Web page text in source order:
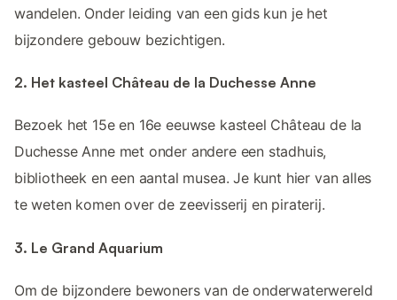
wandelen. Onder leiding van een gids kun je het
bijzondere gebouw bezichtigen.
2. Het kasteel Château de la Duchesse Anne
Bezoek het 15e en 16e eeuwse kasteel Château de la
Duchesse Anne met onder andere een stadhuis,
bibliotheek en een aantal musea. Je kunt hier van alles
te weten komen over de zeevisserij en piraterij.
3. Le Grand Aquarium
Om de bijzondere bewoners van de onderwaterwereld